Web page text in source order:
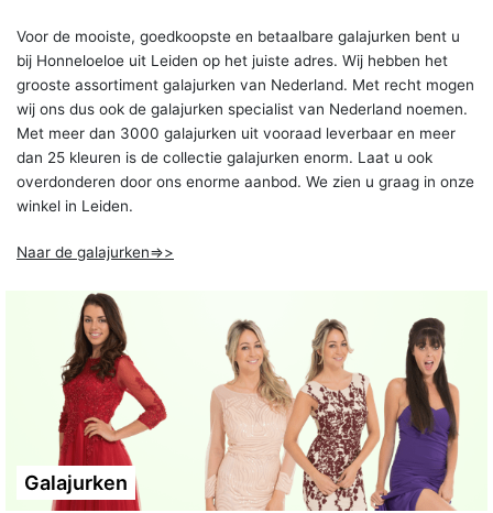
Voor de mooiste, goedkoopste en betaalbare galajurken bent u
bij Honneloeloe uit Leiden op het juiste adres. Wij hebben het
grooste assortiment galajurken van Nederland. Met recht mogen
wij ons dus ook de galajurken specialist van Nederland noemen.
Met meer dan 3000 galajurken uit vooraad leverbaar en meer
dan 25 kleuren is de collectie galajurken enorm. Laat u ook
overdonderen door ons enorme aanbod. We zien u graag in onze
winkel in Leiden.
Naar de galajurken=>>
Galajurken